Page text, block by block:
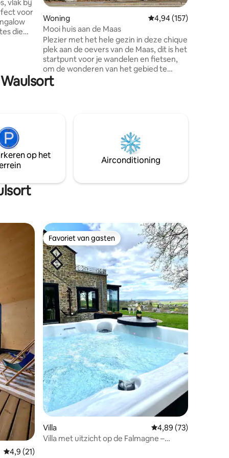
vlak bij
voor
die
onze
Woning Gemiddelde
4,94 (157)
Mooi huis aan de Maas
Plezier met het hele gezin in deze chique
plek aan de oevers van de Maas, dit is het
startpunt voor je wandelen en fietsen,
om de wonderen van het gebied te
ontdekken. Dit huis heeft een uniek
uitzicht op de rivier, is gezellig en
gewoon te drinken en rommel te maken
is verboden ,het doel van het huisje is
familie en toerisme,dank je
op het
Airconditioning
Gemiddelde beoordeling van 4,9 op 5, 21 recensies
4,9 (21)
Favoriet van gasten
Favoriet van gasten
Villa Gemiddelde
4,89 (73)
Villa met uitzicht op de Falmagne –